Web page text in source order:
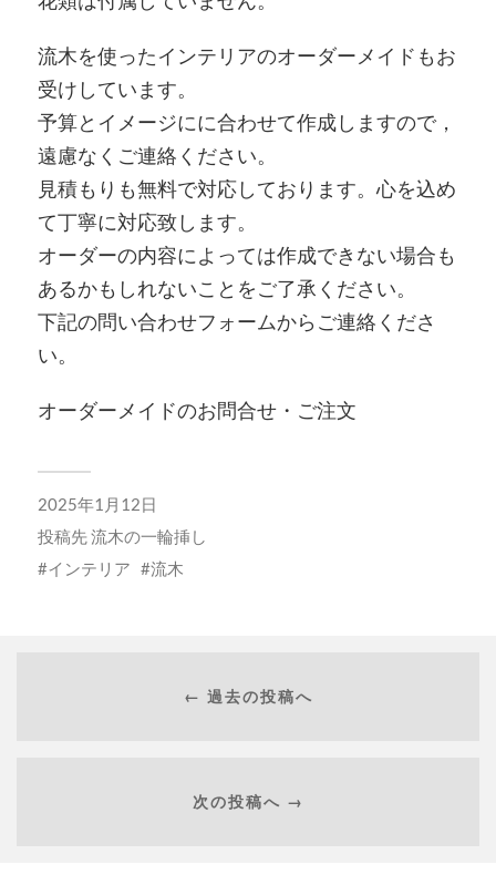
流木を使ったインテリアのオーダーメイドもお
受けしています。
予算とイメージにに合わせて作成しますので，
遠慮なくご連絡ください。
見積もりも無料で対応しております。心を込め
て丁寧に対応致します。
オーダーの内容によっては作成できない場合も
あるかもしれないことをご了承ください。
下記の問い合わせフォームからご連絡くださ
い。
オーダーメイドのお問合せ・ご注文
2025年1月12日
投稿先流木の一輪挿し
インテリア
流木
← 過去の投稿へ
次の投稿へ →